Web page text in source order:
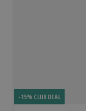
-15% CLUB DEAL